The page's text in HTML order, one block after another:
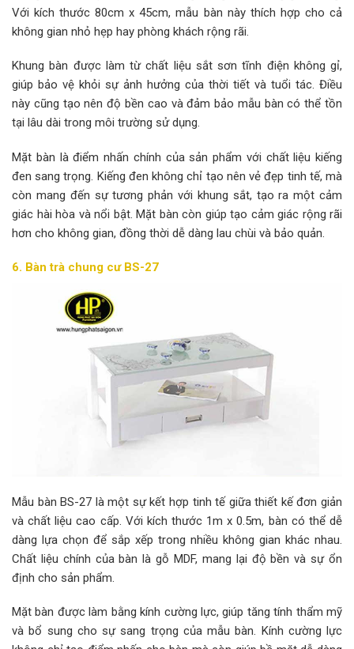
Với kích thước 80cm x 45cm, mẫu bàn này thích hợp cho cả
không gian nhỏ hẹp hay phòng khách rộng rãi.
Khung bàn được làm từ chất liệu sắt sơn tĩnh điện không gỉ,
giúp bảo vệ khỏi sự ảnh hưởng của thời tiết và tuổi tác. Điều
này cũng tạo nên độ bền cao và đảm bảo mẫu bàn có thể tồn
tại lâu dài trong môi trường sử dụng.
Mặt bàn là điểm nhấn chính của sản phẩm với chất liệu kiếng
đen sang trọng. Kiếng đen không chỉ tạo nên vẻ đẹp tinh tế, mà
còn mang đến sự tương phản với khung sắt, tạo ra một cảm
giác hài hòa và nổi bật. Mặt bàn còn giúp tạo cảm giác rộng rãi
hơn cho không gian, đồng thời dễ dàng lau chùi và bảo quản.
6. Bàn trà chung cư BS-27
Mẫu bàn BS-27 là một sự kết hợp tinh tế giữa thiết kế đơn giản
và chất liệu cao cấp. Với kích thước 1m x 0.5m, bàn có thể dễ
dàng lựa chọn để sắp xếp trong nhiều không gian khác nhau.
Chất liệu chính của bàn là gỗ MDF, mang lại độ bền và sự ổn
định cho sản phẩm.
Mặt bàn được làm bằng kính cường lực, giúp tăng tính thẩm mỹ
và bổ sung cho sự sang trọng của mẫu bàn. Kính cường lực